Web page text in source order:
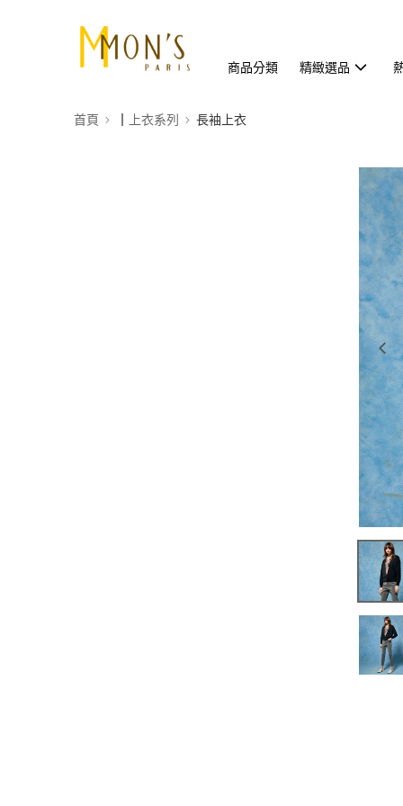
商品分類 精緻選品
首頁 ┃上衣系列 長袖上衣